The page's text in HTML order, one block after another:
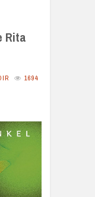
Rita
1694